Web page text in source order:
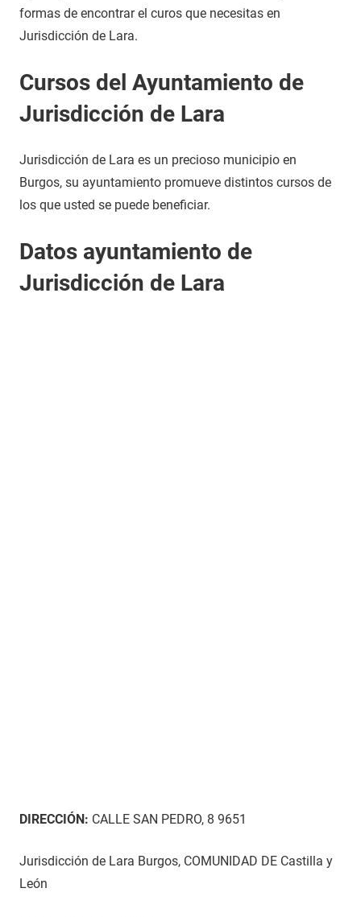
formas de encontrar el curos que necesitas en
Jurisdicción de Lara.
Cursos del Ayuntamiento de
Jurisdicción de Lara
Jurisdicción de Lara es un precioso municipio en
Burgos, su ayuntamiento promueve distintos cursos de
los que usted se puede beneficiar.
Datos ayuntamiento de
Jurisdicción de Lara
DIRECCIÓN: CALLE SAN PEDRO, 8 9651
Jurisdicción de Lara Burgos, COMUNIDAD DE Castilla y
León